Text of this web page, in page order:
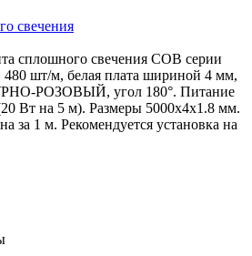
свечения
сплошного свечения COB серии
480 шт/м, белая плата шириной 4 мм,
РОЗОВЫЙ, угол 180°. Питание
Вт на 5 м). Размеры 5000х4х1.8 мм.
за 1 м. Рекомендуется установка на